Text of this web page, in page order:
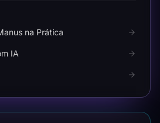
na Prática
IA